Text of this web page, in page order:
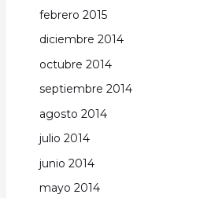
febrero 2015
diciembre 2014
octubre 2014
septiembre 2014
agosto 2014
julio 2014
junio 2014
mayo 2014